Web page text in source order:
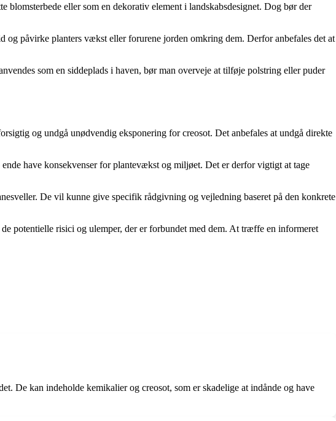
eller som en dekorativ element i landskabsdesignet. Dog bør der
påvirke planters vækst eller forurene jorden omkring dem. Derfor anbefales det at
som en siddeplads i haven, bør man overveje at tilføje polstring eller puder
og undgå unødvendig eksponering for creosot. Det anbefales at undgå direkte
have konsekvenser for plantevækst og miljøet. Det er derfor vigtigt at tage
De vil kunne give specifik rådgivning og vejledning baseret på den konkrete
potentielle risici og ulemper, der er forbundet med dem. At træffe en informeret
De kan indeholde kemikalier og creosot, som er skadelige at indånde og have